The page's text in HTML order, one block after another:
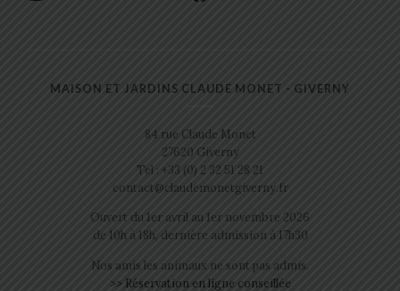
MAISON ET JARDINS CLAUDE MONET - GIVERNY
84 rue Claude Monet
27620 Giverny
Tel : +33 (0) 2 32 51 28 21
contact@claudemonetgiverny.fr
Ouvert du 1er avril au 1er novembre 2026
de 10h à 18h, dernière admission à 17h30
Nos amis les animaux ne sont pas admis.
>> Réservation en ligne conseillée